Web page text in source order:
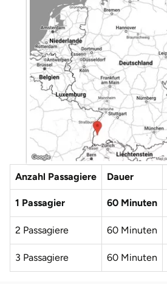
Anzahl Passagiere Dauer
1 Passagier 60 Minuten
2 Passagiere 60 Minuten
3 Passagiere 60 Minuten
Erlangen
Essen
Flensburg
Frankfurt am Main
Freiberg
Fulda